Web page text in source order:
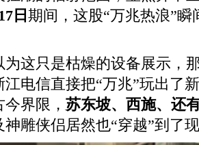
日 期间，这股“万兆热浪”
只是枯燥的设备展示，
江电信直接把“万兆”玩出了
界限， 苏东坡、西施、还
神雕侠侣居然也“穿越”到了